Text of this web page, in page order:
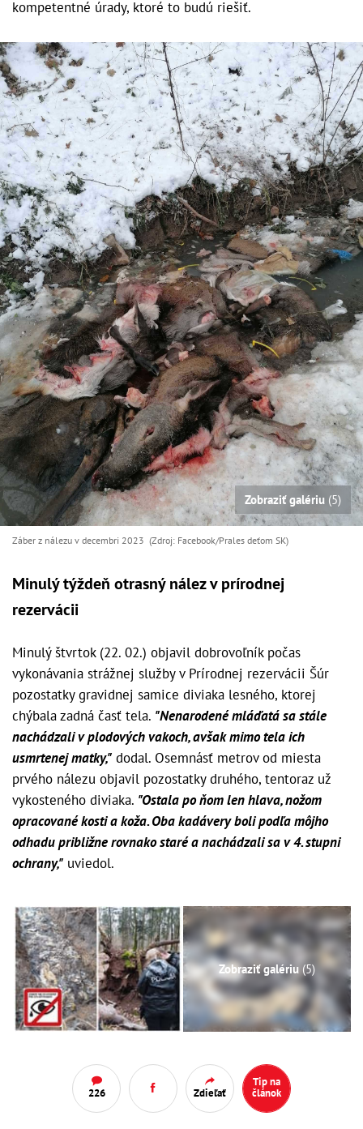
kompetentné úrady, ktoré to budú riešiť.
Zobraziť galériu (5)
Záber z nálezu v decembri 2023 (Zdroj: Facebook/Prales deťom SK)
Minulý týždeň otrasný nález v prírodnej
rezervácii
Minulý štvrtok (22. 02.) objavil dobrovoľník počas
vykonávania strážnej služby v Prírodnej rezervácii Šúr
pozostatky gravidnej samice diviaka lesného, ktorej
chýbala zadná časť tela. "Nenarodené mláďatá sa stále
nachádzali v plodových vakoch, avšak mimo tela ich
usmrtenej matky," dodal. Osemnásť metrov od miesta
prvého nálezu objavil pozostatky druhého, tentoraz už
vykosteného diviaka. "Ostala po ňom len hlava, nožom
opracované kosti a koža. Oba kadávery boli podľa môjho
odhadu približne rovnako staré a nachádzali sa v 4. stupni
ochrany," uviedol.
Zobraziť galériu (5)
226 Zdieľať
Tip na
článok